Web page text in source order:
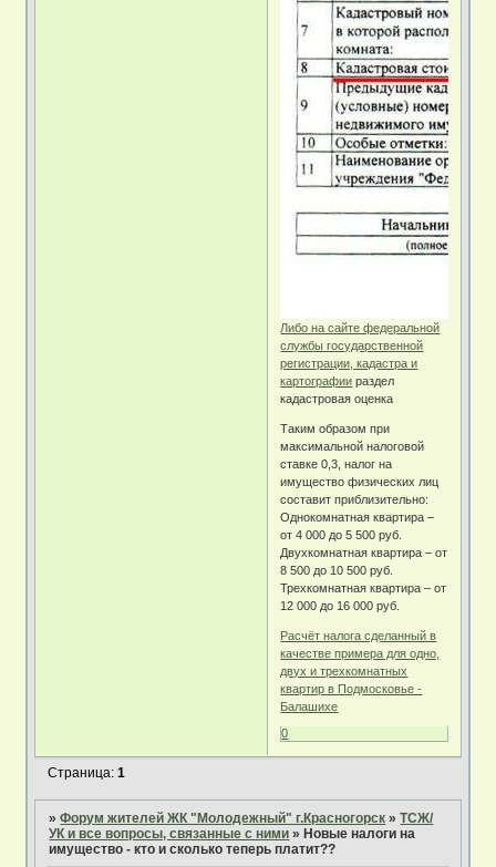
Либо на сайте федеральной
службы государственной
регистрации, кадастра и
картографии раздел
кадастровая оценка
Таким образом при
максимальной налоговой
ставке 0,3, налог на
имущество физических лиц
составит приблизительно:
Однокомнатная квартира –
от 4 000 до 5 500 руб.
Двухкомнатная квартира – от
8 500 до 10 500 руб.
Трехкомнатная квартира – от
12 000 до 16 000 руб.
Расчёт налога сделанный в
качестве примера для одно,
двух и трехкомнатных
квартир в Подмосковье -
Балашихе
0
Страница:1
»Форум жителей ЖК "Молодежный" г.Красногорск »ТСЖ/
УК и все вопросы, связанные с ними » Новые налоги на
имущество - кто и сколько теперь платит??